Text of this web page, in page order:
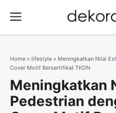
Menu
Home » lifestyle » Meningkatkan Nilai
Cover Motif Bersertifikat TKDN
Meningkatkan
Pedestrian